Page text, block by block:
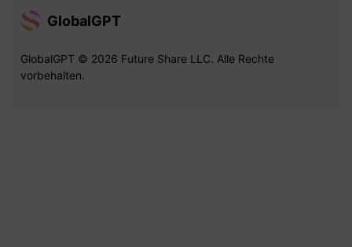
GlobalGPT
GlobalGPT © 2026 Future Share LLC. Alle Rechte
vorbehalten.